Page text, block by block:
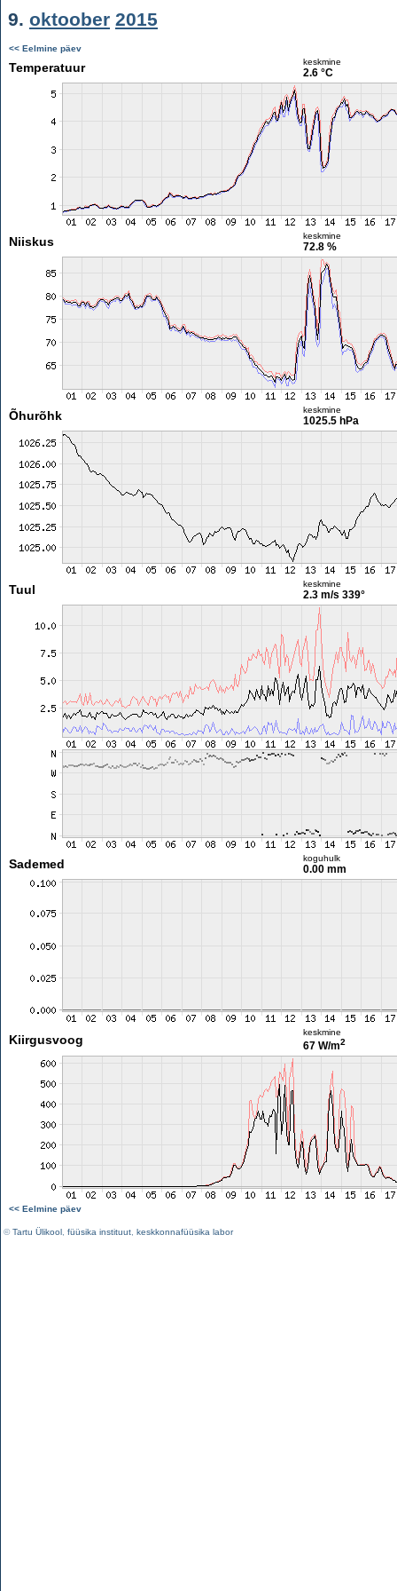
9. oktoober 2015
<< Eelmine päev
Temperatuur keskmine
2.6 °C
Niiskus keskmine
72.8 %
Õhurõhk keskmine
1025.5 hPa
Tuul keskmine
2.3 m/s 339°
Sademed koguhulk
0.00 mm
Kiirgusvoog
keskmine
67 W/m2
<< Eelmine päev
©Tartu Ülikool füüsika instituut keskkonnafüüsika labor